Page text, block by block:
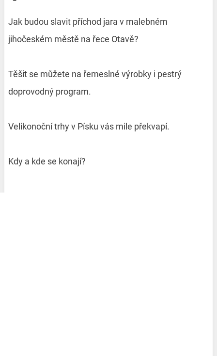
Jak budou slavit příchod jara v malebném
jihočeském městě na řece Otavě?
Těšit se můžete na řemeslné výrobky i pestrý
doprovodný program.
Velikonoční trhy v Písku vás mile překvapí.
Kdy a kde se konají?